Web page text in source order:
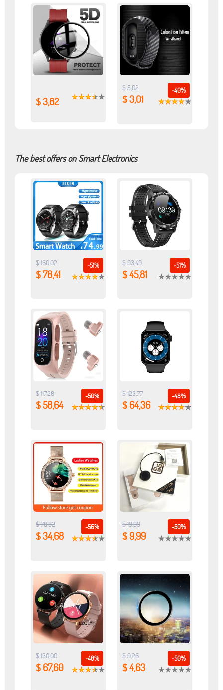
$ 3,82
-40%
$ 5,02
$ 3,01
The best offers on Smart Electronics
-51%
$ 160,02
$ 78,41
-51%
$ 93,49
$ 45,81
-50%
$ 117,28
$ 58,64
-48%
$ 123,77
$ 64,36
-56%
$ 78,82
$ 34,68
-50%
$ 19,99
$ 9,99
-48%
$ 130,00
$ 67,60
-50%
$ 9,26
$ 4,63